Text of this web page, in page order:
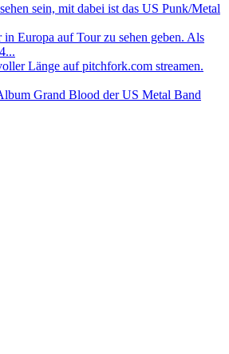
sein, mit dabei ist das US Punk/Metal
Europa auf Tour zu sehen geben. Als
Länge auf pitchfork.com streamen.
Grand Blood der US Metal Band